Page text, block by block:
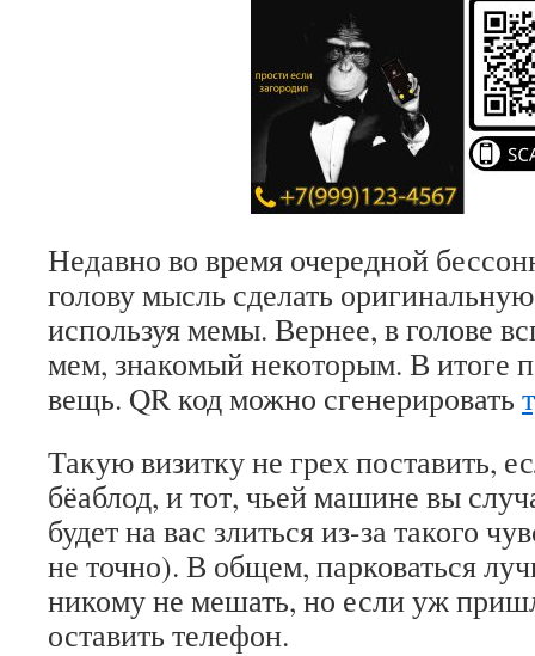
Недавно во время очередной
голову мысль сделать
используя мемы. Вернее, в голове
мем, знакомый некоторым. В итоге
вещь. QR код можно сгенерировать
Такую визитку не грех поставить,
бёаблод, и тот, чьей машине вы
будет на вас злиться из-за такого
не точно). В общем, парковаться
никому не мешать, но если уж
оставить телефон.